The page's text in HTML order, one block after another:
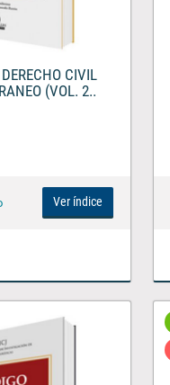
CIVIL
(VOL. 2..
Ver índice